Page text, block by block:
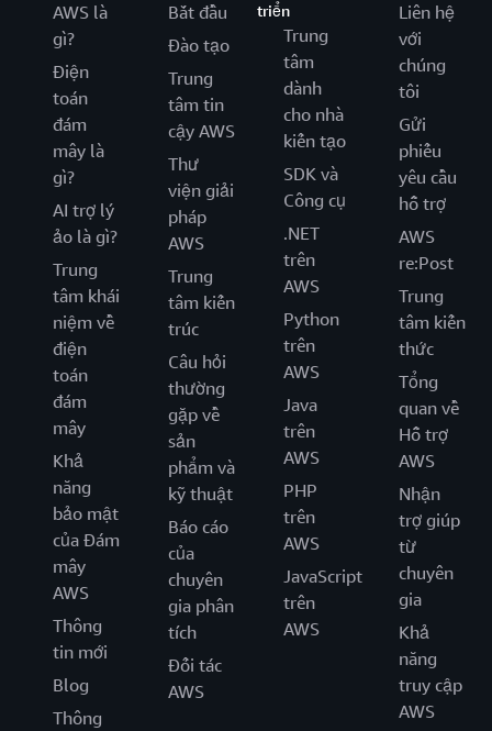
AWS là
gì?
Điện
toán
đám
mây là
gì?
AI trợ lý
ảo là gì?
Trung
tâm khái
niệm về
điện
toán
đám
mây
Khả
năng
bảo mật
của Đám
mây
AWS
Thông
tin mới
Blog
Thông
Bắt đầu
Đào tạo
Trung
tâm tin
cậy AWS
Thư
viện giải
pháp
AWS
Trung
tâm kiến
trúc
Câu hỏi
thường
gặp về
sản
phẩm và
kỹ thuật
Báo cáo
của
chuyên
gia phân
tích
Đối tác
AWS
triển
Trung
tâm
dành
cho nhà
kiến tạo
SDK và
Công cụ
.NET
trên
AWS
Python
trên
AWS
Java
trên
AWS
PHP
trên
AWS
JavaScript
trên
AWS
Liên hệ
với
chúng
tôi
Gửi
phiếu
yêu cầu
hỗ trợ
AWS
re:Post
Trung
tâm kiến
thức
Tổng
quan về
Hỗ trợ
AWS
Nhận
trợ giúp
từ
chuyên
gia
Khả
năng
truy cập
AWS